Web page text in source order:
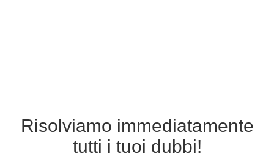
Risolviamo immediatamente
tutti i tuoi dubbi!